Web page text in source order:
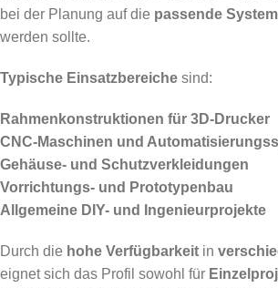
bei der Planung auf die passende
werden sollte.
Typische Einsatzbereiche sind:
Rahmenkonstruktionen für 3D-Drucker
CNC-Maschinen und
Gehäuse- und Schutzverkleidungen
Vorrichtungs- und Prototypenbau
Allgemeine DIY- und Ingenieurprojekte
Durch die hohe Verfügbarkeit in
eignet sich das Profil sowohl für